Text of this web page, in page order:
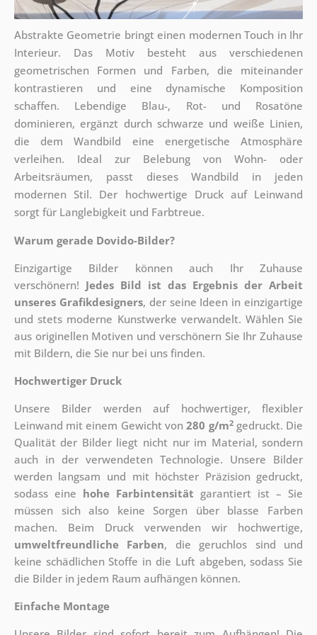
Abstrakte Geometrie bringt einen modernen Touch in Ihr
Interieur. Das Motiv besteht aus verschiedenen
geometrischen Formen und Farben, die miteinander
kontrastieren und eine dynamische Komposition
schaffen. Lebendige Blau-, Rot- und Rosatöne
dominieren, ergänzt durch schwarze und weiße Linien,
die dem Wandbild eine energetische Atmosphäre
verleihen. Ideal zur Belebung von Wohn- oder
Arbeitsräumen, passt dieses Wandbild in jeden
modernen Stil. Der hochwertige Druck auf Leinwand
sorgt für Langlebigkeit und Farbtreue.
Warum gerade Dovido-Bilder?
Einzigartige Bilder können auch Ihr Zuhause
verschönern! Jedes Bild ist das Ergebnis der Arbeit
unseres Grafikdesigners, der seine Ideen in einzigartige
und stets moderne Kunstwerke verwandelt. Wählen Sie
aus originellen Motiven und verschönern Sie Ihr Zuhause
mit Bildern, die Sie nur bei uns finden.
Hochwertiger Druck
Unsere Bilder werden auf hochwertiger, flexibler
Leinwand mit einem Gewicht von280 g/m2gedruckt. Die
Qualität der Bilder liegt nicht nur im Material, sondern
auch in der verwendeten Technologie. Unsere Bilder
werden langsam und mit höchster Präzision gedruckt,
sodass eine hohe Farbintensität garantiert ist – Sie
müssen sich also keine Sorgen über blasse Farben
machen. Beim Druck verwenden wir hochwertige,
umweltfreundliche Farben, die geruchlos sind und
keine schädlichen Stoffe in die Luft abgeben, sodass Sie
die Bilder in jedem Raum aufhängen können.
Einfache Montage